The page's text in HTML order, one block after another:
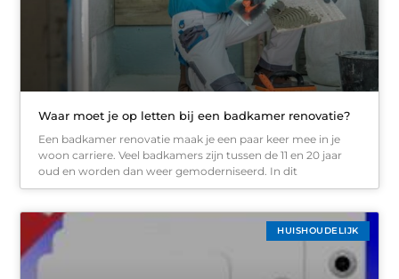
Waar moet je op letten bij een badkamer renovatie?
Een badkamer renovatie maak je een paar keer mee in je
woon carriere. Veel badkamers zijn tussen de 11 en 20 jaar
oud en worden dan weer gemoderniseerd. In dit
HUISHOUDELIJK